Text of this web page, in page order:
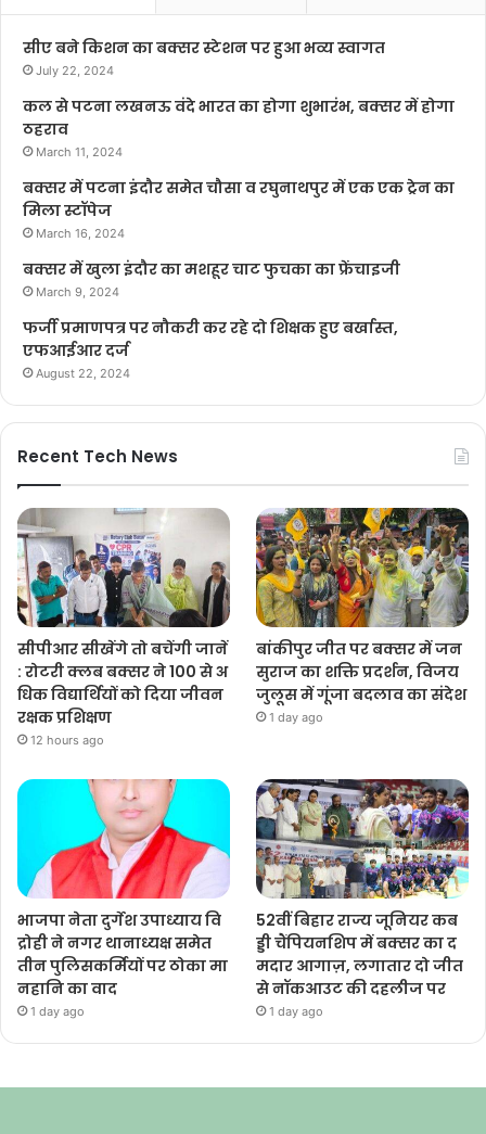
सीए बने किशन का बक्सर स्टेशन पर हुआ भव्य स्वागत
July 22, 2024
कल से पटना लखनऊ वंदे भारत का होगा शुभारंभ, बक्सर में होगा
ठहराव
March 11, 2024
बक्सर में पटना इंदौर समेत चौसा व रघुनाथपुर में एक एक ट्रेन का
मिला स्टॉपेज
March 16, 2024
बक्सर में खुला इंदौर का मशहूर चाट फुचका का फ्रेंचाइजी
March 9, 2024
फर्जी प्रमाणपत्र पर नौकरी कर रहे दो शिक्षक हुए बर्खास्त,
एफआईआर दर्ज
August 22, 2024
Recent Tech News
सीपीआर सीखेंगे तो बचेंगी जानें
: रोटरी क्लब बक्सर ने 100 से अ
धिक विद्यार्थियों को दिया जीवन
रक्षक प्रशिक्षण
12 hours ago
बांकीपुर जीत पर बक्सर में जन
सुराज का शक्ति प्रदर्शन, विजय
जुलूस में गूंजा बदलाव का संदेश
1 day ago
भाजपा नेता दुर्गेश उपाध्याय वि
द्रोही ने नगर थानाध्यक्ष समेत
तीन पुलिसकर्मियों पर ठोका मा
नहानि का वाद
1 day ago
52वीं बिहार राज्य जूनियर कब
ड्डी चैंपियनशिप में बक्सर का द
मदार आगाज़, लगातार दो जीत
से नॉकआउट की दहलीज पर
1 day ago